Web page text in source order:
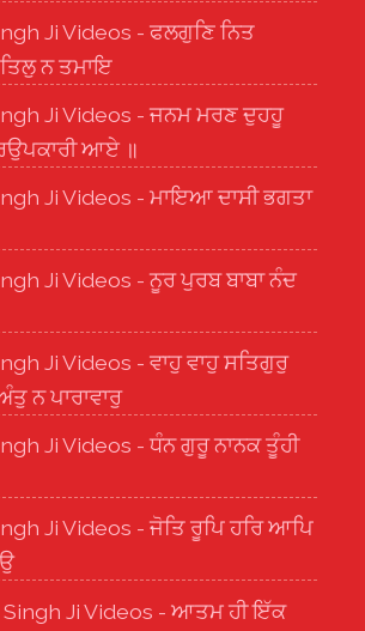
Ji Videos - ਫਲਗੁਣਿ ਨਿਤ
ਨ ਤਮਾਇ
Ji Videos - ਜਨਮ ਮਰਣ ਦੁਹਹੂ
ਆਏ ॥
Ji Videos - ਮਾਇਆ ਦਾਸੀ ਭਗਤਾ
Ji Videos - ਨੂਰ ਪੁਰਬ ਬਾਬਾ ਨੰਦ
Ji Videos - ਵਾਹੁ ਵਾਹੁ ਸਤਿਗੁਰੁ
ਨ ਪਾਰਾਵਾਰੁ
Ji Videos - ਧੰਨ ਗੁਰੂ ਨਾਨਕ ਤੂੰਹੀ
Ji Videos - ਜੋਤਿ ਰੂਪਿ ਹਰਿ ਆਪਿ
Singh Ji Videos - ਆਤਮ ਹੀ ਇੱਕ